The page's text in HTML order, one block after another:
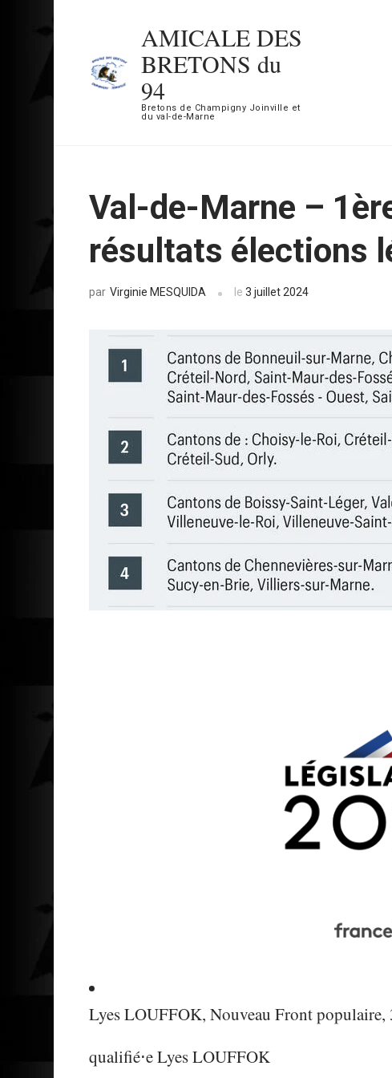
contenu
(Pressez
AMICALE DES
BRETONS du
94
Bretons de Champigny Joinville et
du val-de-Marne
Val-de-Marne –
résultats élections
par Virginie MESQUIDA le3 juillet 2024
Lyes LOUFFOK, Nouveau Front populaire,
qualifié⋅eLyes LOUFFOK